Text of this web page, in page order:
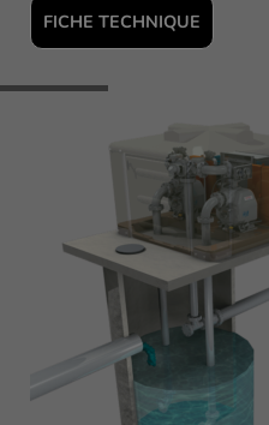
FICHE TECHNIQUE